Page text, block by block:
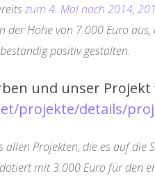
zum 4. Mal nach 2014,
der Höhe von 7.000 Euro aus,
positiv gestalten.
und unser
projekte/details/
allen Projekten, die es auf die
mit 3.000 Euro für den